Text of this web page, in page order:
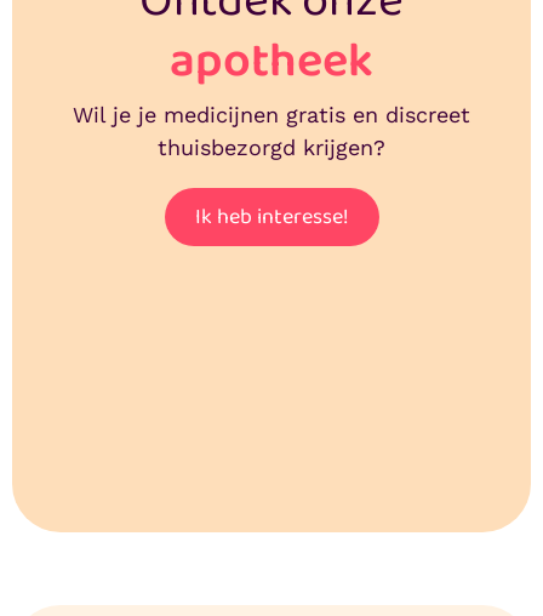
apotheek
Wil je je medicijnen gratis en discreet
thuisbezorgd krijgen?
Ik heb interesse!